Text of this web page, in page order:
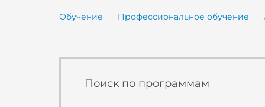
Обучение Профессиональное обучение